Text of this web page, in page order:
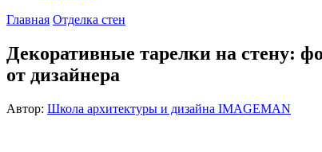
Главная Отделка стен
Декоративные тарелки на стену:
от дизайнера
Автор: Школа архитектуры и дизайна IMAGEMAN